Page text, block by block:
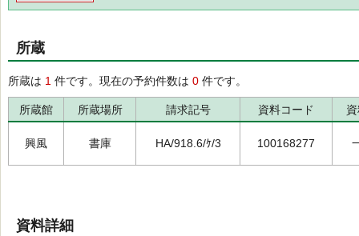
所蔵
所蔵は 1 件です。現在の予約件数は 0 件です。
所蔵館 所蔵場所 請求記号 資料コード
興風 書庫 HA/918.6/ｹ/3 100168277
資料詳細